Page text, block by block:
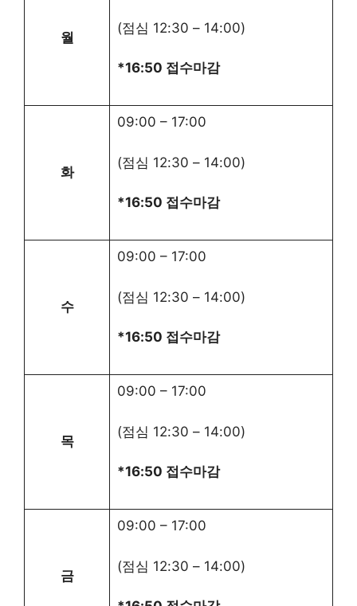
월
(점심 12:30 – 14:00)
*16:50 접수마감
화
09:00 – 17:00
(점심 12:30 – 14:00)
*16:50 접수마감
수
09:00 – 17:00
(점심 12:30 – 14:00)
*16:50 접수마감
목
09:00 – 17:00
(점심 12:30 – 14:00)
*16:50 접수마감
금
09:00 – 17:00
(점심 12:30 – 14:00)